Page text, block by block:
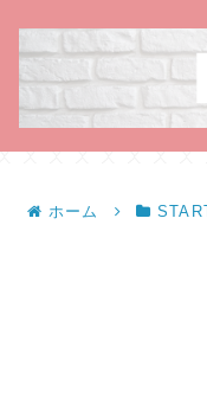
ホーム